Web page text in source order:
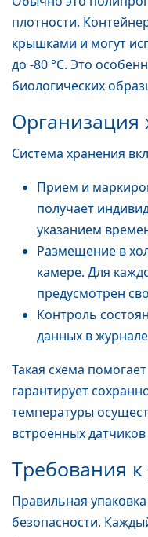
плотности.
крышками и могут
до -80 °C. Это
биологических
Организация
Система хранения
Прием и
получает
указанием
Размещение в
камере. Для
предусмотрен
Контроль
данных в
Такая схема
гарантирует
температуры
встроенных
Требования к
Правильная
безопасности.